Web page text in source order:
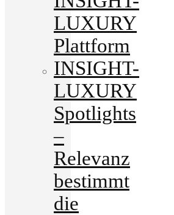
LUXURY
Plattform
INSIGHT-
LUXURY
Spotlights
–
Relevanz
bestimmt
die